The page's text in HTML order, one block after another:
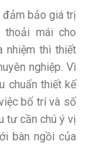
đảm bảo giá trị
thoải mái cho
nhiệm thì thiết
nghiệp. Vì
chuẩn thiết kế
bố trí và số
tư cần chú ý vị
bàn ngồi của